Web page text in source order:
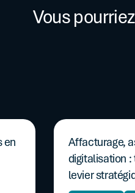
Vous
en
Affacturage,
digitalisation
levier